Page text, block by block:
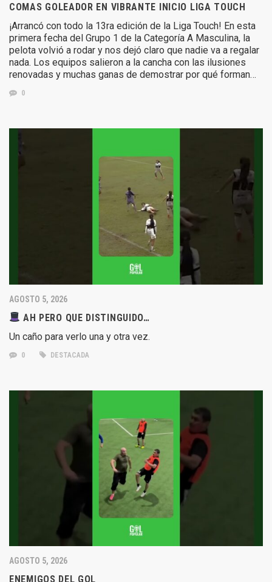
COMAS GOLEADOR EN VIBRANTE INICIO LIGA TOUCH
¡Arrancó con todo la 13ra edición de la Liga Touch! En esta
primera fecha del Grupo 1 de la Categoría A Masculina, la
pelota volvió a rodar y nos dejó claro que nadie va a regalar
nada. Los equipos salieron a la cancha con las ilusiones
renovadas y muchas ganas de demostrar por qué forman…
0
AGOSTO 5, 2026
AH PERO QUE DISTINGUIDO…
Un caño para verlo una y otra vez.
0 DESTACADA
AGOSTO 5, 2026
ENEMIGOS DEL GOL